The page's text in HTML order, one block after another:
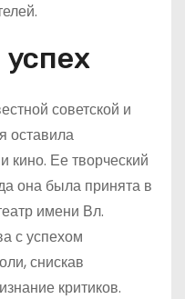
советской и
оставила
кино. Ее творческий
она была принята в
имени Вл.
с успехом
снискав
критиков.